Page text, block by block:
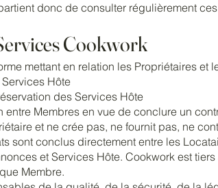
donc de consulter régulièrement
Cookwork
mettant en relation les Propriétaires et
Hôte
des Services Hôte
entre Membres en vue de conclure un
et ne crée pas, ne fournit pas, ne
sont conclus directement entre les
et Services Hôte. Cookwork est
Membre.